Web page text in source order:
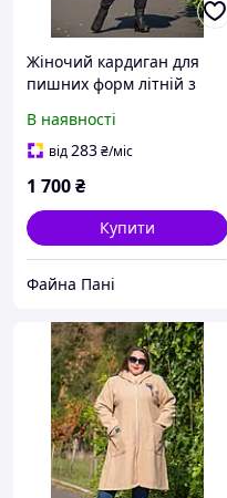
Жіночий кардиган для
пишних форм літній з
кофта батал для повних
жінок
В наявності
від283₴/міс
1 700₴
Купити
Файна Пані